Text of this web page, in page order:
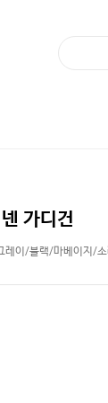
가디건
이/블랙/마베이지/소